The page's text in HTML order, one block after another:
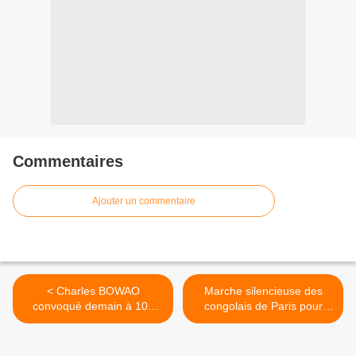
Commentaires
Ajouter un commentaire
< Charles BOWAO
convoqué demain à 10h
aux renseignements
Marche silencieuse des
congolais de Paris pour
dénoncer les massacres